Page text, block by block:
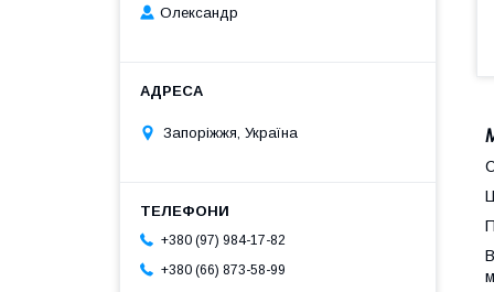
Олександр
Запоріжжя, Україна
+380 (97) 984-17-82
+380 (66) 873-58-99